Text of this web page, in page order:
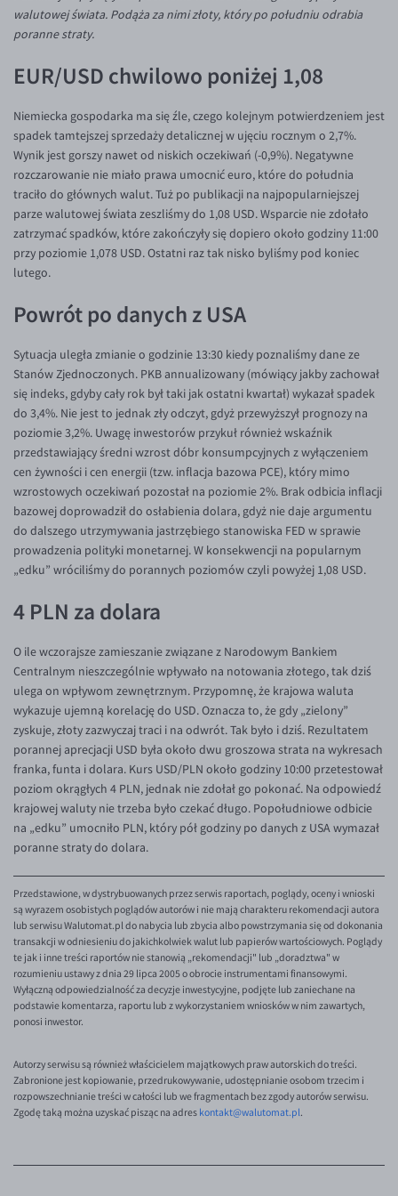
Inne pary walutowe
AUD/PLN
BGN/PLN
CNY/PLN
HKD/PLN
HUF/PLN
ILS/PLN
JPY/PLN
NZD/PLN
RON/PLN
TRY/PLN
ZAR/PLN
EUR/USD
EUR/GBP
EUR/CHF
EUR/CZK
EUR/DKK
EUR/NOK
EUR/SEK
EUR/BGN
EUR/CAD
EUR/CNY
EUR/HKD
EUR/HUF
EUR/ILS
EUR/JPY
EUR/RON
EUR/SGD
EUR/TRY
EUR/ZAR
GBP/USD
GBP/CHF
Aplikacja mobilna
Bezpieczeństwo
Pomoc
FAQ
Konto i opłaty
Wymiana walut
Banki i przelewy
Przelewy zagraniczne
Słowniczek
Poradnik
KONTAKT
Kontakt
PL
walutowej świata. Podąża za nimi złoty, który po południu odrabia
poranne straty.
EUR/USD chwilowo poniżej 1,08
Niemiecka gospodarka ma się źle, czego kolejnym potwierdzeniem jest
spadek tamtejszej sprzedaży detalicznej w ujęciu rocznym o 2,7%.
Wynik jest gorszy nawet od niskich oczekiwań (-0,9%). Negatywne
rozczarowanie nie miało prawa umocnić euro, które do południa
traciło do głównych walut. Tuż po publikacji na najpopularniejszej
parze walutowej świata zeszliśmy do 1,08 USD. Wsparcie nie zdołało
zatrzymać spadków, które zakończyły się dopiero około godziny 11:00
przy poziomie 1,078 USD. Ostatni raz tak nisko byliśmy pod koniec
lutego.
Powrót po danych z USA
Sytuacja uległa zmianie o godzinie 13:30 kiedy poznaliśmy dane ze
Stanów Zjednoczonych. PKB annualizowany (mówiący jakby zachował
się indeks, gdyby cały rok był taki jak ostatni kwartał) wykazał spadek
do 3,4%. Nie jest to jednak zły odczyt, gdyż przewyższył prognozy na
poziomie 3,2%. Uwagę inwestorów przykuł również wskaźnik
przedstawiający średni wzrost dóbr konsumpcyjnych z wyłączeniem
cen żywności i cen energii (tzw. inflacja bazowa PCE), który mimo
wzrostowych oczekiwań pozostał na poziomie 2%. Brak odbicia inflacji
bazowej doprowadził do osłabienia dolara, gdyż nie daje argumentu
do dalszego utrzymywania jastrzębiego stanowiska FED w sprawie
prowadzenia polityki monetarnej. W konsekwencji na popularnym
„edku” wróciliśmy do porannych poziomów czyli powyżej 1,08 USD.
4 PLN za dolara
O ile wczorajsze zamieszanie związane z Narodowym Bankiem
Centralnym nieszczególnie wpływało na notowania złotego, tak dziś
ulega on wpływom zewnętrznym. Przypomnę, że krajowa waluta
wykazuje ujemną korelację do USD. Oznacza to, że gdy „zielony”
zyskuje, złoty zazwyczaj traci i na odwrót. Tak było i dziś. Rezultatem
porannej aprecjacji USD była około dwu groszowa strata na wykresach
franka, funta i dolara. Kurs USD/PLN około godziny 10:00 przetestował
poziom okrągłych 4 PLN, jednak nie zdołał go pokonać. Na odpowiedź
krajowej waluty nie trzeba było czekać długo. Popołudniowe odbicie
na „edku” umocniło PLN, który pół godziny po danych z USA wymazał
poranne straty do dolara.
Przedstawione, w dystrybuowanych przez serwis raportach, poglądy, oceny i wnioski
są wyrazem osobistych poglądów autorów i nie mają charakteru rekomendacji autora
lub serwisu Walutomat.pl do nabycia lub zbycia albo powstrzymania się od dokonania
transakcji w odniesieniu do jakichkolwiek walut lub papierów wartościowych. Poglądy
te jak i inne treści raportów nie stanowią „rekomendacji" lub „doradztwa" w
rozumieniu ustawy z dnia 29 lipca 2005 o obrocie instrumentami finansowymi.
Wyłączną odpowiedzialność za decyzje inwestycyjne, podjęte lub zaniechane na
podstawie komentarza, raportu lub z wykorzystaniem wniosków w nim zawartych,
ponosi inwestor.
Autorzy serwisu są również właścicielem majątkowych praw autorskich do treści.
Zabronione jest kopiowanie, przedrukowywanie, udostępnianie osobom trzecim i
rozpowszechnianie treści w całości lub we fragmentach bez zgody autorów serwisu.
Zgodę taką można uzyskać pisząc na adres kontakt@walutomat.pl.